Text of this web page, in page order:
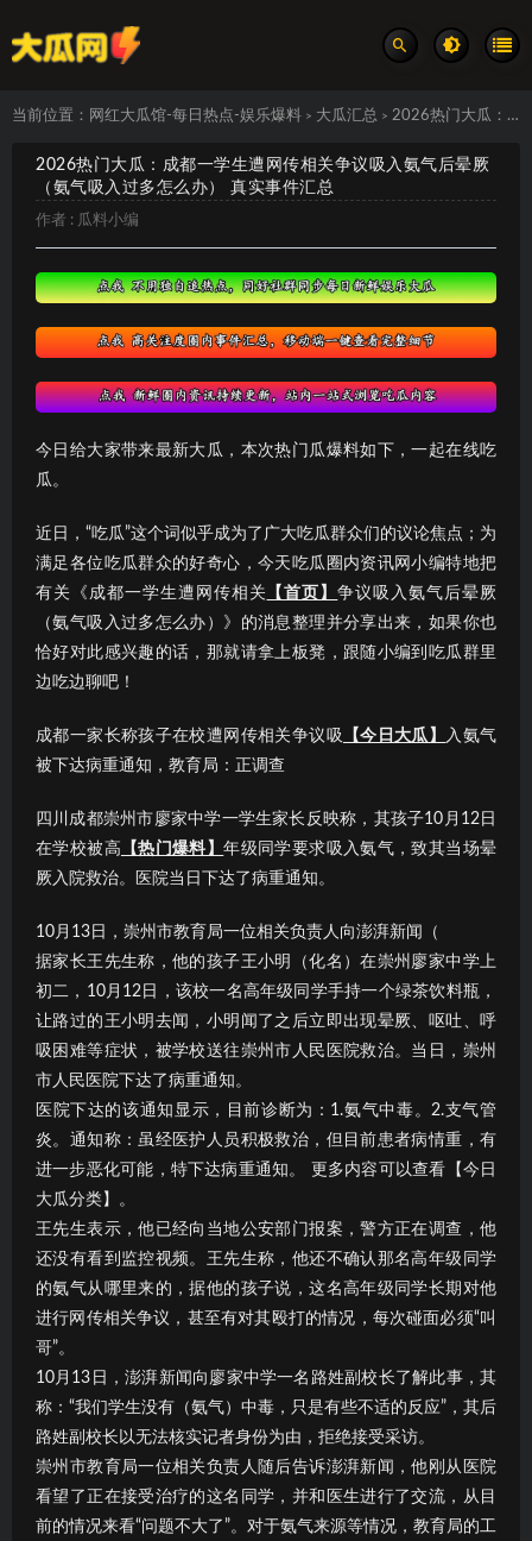
当前位置： 网红大瓜馆-每日热点-娱乐爆料 > 大瓜汇总 > 2026热门大瓜：成都一学生遭网传相关争议吸入氨气后晕厥（氨气吸入过多怎么办） 真实事件汇总
2026热门大瓜：成都一学生遭网传相关争议吸入氨气后晕厥
（氨气吸入过多怎么办） 真实事件汇总
作者 : 瓜料小编
今日给大家带来最新大瓜，本次热门瓜爆料如下，一起在线吃
瓜。
近日，“吃瓜”这个词似乎成为了广大吃瓜群众们的议论焦点；为
满足各位吃瓜群众的好奇心，今天吃瓜圈内资讯网小编特地把
有关《成都一学生遭网传相关 【首页】争议吸入氨气后晕厥
（氨气吸入过多怎么办）》的消息整理并分享出来，如果你也
恰好对此感兴趣的话，那就请拿上板凳，跟随小编到吃瓜群里
边吃边聊吧！
成都一家长称孩子在校遭网传相关争议吸 【今日大瓜】
入氨气
被下达病重通知，教育局：正调查
四川成都崇州市廖家中学一学生家长反映称，其孩子10月12日
在学校被高 【热门爆料】年级同学要求吸入氨气，致其当场晕
厥入院救治。医院当日下达了病重通知。
10月13日，崇州市教育局一位相关负责人向澎湃新闻（
据家长王先生称，他的孩子王小明（化名）在崇州廖家中学上
初二，10月12日，该校一名高年级同学手持一个绿茶饮料瓶，
让路过的王小明去闻，小明闻了之后立即出现晕厥、呕吐、呼
吸困难等症状，被学校送往崇州市人民医院救治。当日，崇州
市人民医院下达了病重通知。
医院下达的该通知显示，目前诊断为：1.氨气中毒。2.支气管
炎。通知称：虽经医护人员积极救治，但目前患者病情重，有
进一步恶化可能，特下达病重通知。 更多内容可以查看【今日
大瓜分类】。
王先生表示，他已经向当地公安部门报案，警方正在调查，他
还没有看到监控视频。王先生称，他还不确认那名高年级同学
的氨气从哪里来的，据他的孩子说，这名高年级同学长期对他
进行网传相关争议，甚至有对其殴打的情况，每次碰面必须“叫
哥”。
10月13日，澎湃新闻向廖家中学一名路姓副校长了解此事，其
称：“我们学生没有（氨气）中毒，只是有些不适的反应”，其后
路姓副校长以无法核实记者身份为由，拒绝接受采访。
崇州市教育局一位相关负责人随后告诉澎湃新闻，他刚从医院
看望了正在接受治疗的这名同学，并和医生进行了交流，从目
前的情况来看“问题不大了”。对于氨气来源等情况，教育局的工